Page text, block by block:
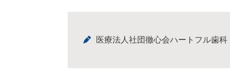
医療法人社団徹心会ハートフル歯科